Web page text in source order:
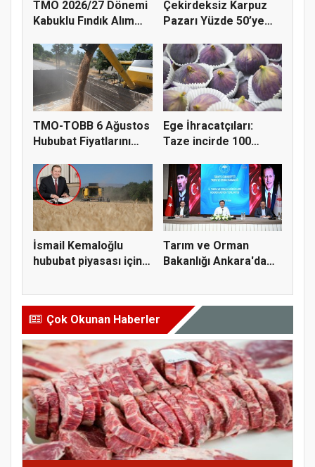
TMO 2026/27 Dönemi
Kabuklu Fındık Alım
Çekirdeksiz Karpuz
Pazarı Yüzde 50’ye
TMO-TOBB 6 Ağustos
Hububat Fiyatlarını
Ege İhracatçıları:
Taze incirde 100
İsmail Kemaloğlu
hububat piyasası için 4
Tarım ve Orman
Bakanlığı Ankara'da
Çok Okunan Haberler